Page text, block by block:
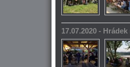
17.07.2020 -